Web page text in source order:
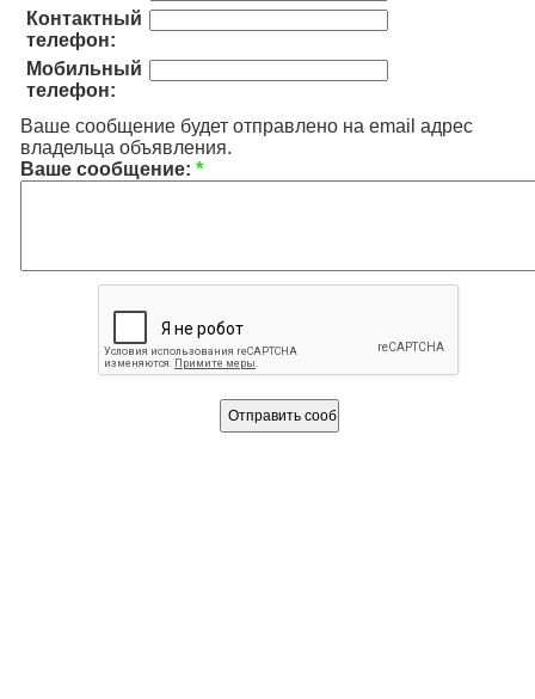
Контактный
телефон:
Мобильный
телефон:
Ваше сообщение будет отправлено на email адрес
владельца объявления.
Ваше сообщение: *